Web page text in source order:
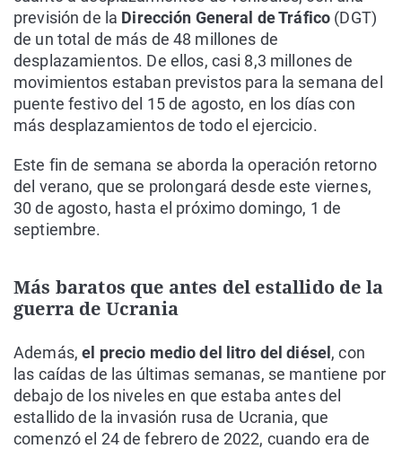
previsión de la Dirección General de Tráfico (DGT)
de un total de más de 48 millones de
desplazamientos. De ellos, casi 8,3 millones de
movimientos estaban previstos para la semana del
puente festivo del 15 de agosto, en los días con
más desplazamientos de todo el ejercicio.
Este fin de semana se aborda la operación retorno
del verano, que se prolongará desde este viernes,
30 de agosto, hasta el próximo domingo, 1 de
septiembre.
Más baratos que antes del estallido de la
guerra de Ucrania
Además,el precio medio del litro del diésel , con
las caídas de las últimas semanas, se mantiene por
debajo de los niveles en que estaba antes del
estallido de la invasión rusa de Ucrania, que
comenzó el 24 de febrero de 2022, cuando era de